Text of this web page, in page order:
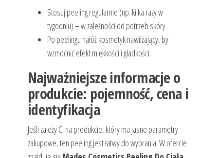
Stosuj peeling regularnie (np. kilka razy w
tygodniu) – w zależności od potrzeb skóry.
Po peelingu nałóż kosmetyk nawilżający, by
wzmocnić efekt miękkości i gładkości.
Najważniejsze informacje o
produkcie: pojemność, cena i
identyfikacja
Jeśli zależy Ci na produkcie, który ma jasne parametry
zakupowe, ten peeling jest łatwy do wybrania. W ofercie